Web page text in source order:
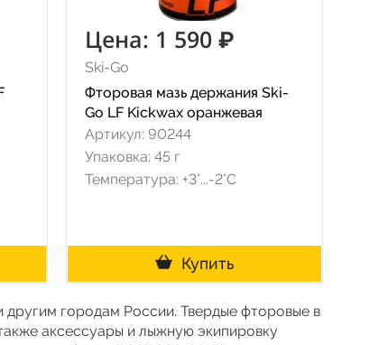
Цена: 1 590 ₽
Ski-Go
Фторовая мазь держания Ski-
Go LF Kickwax оранжевая
Артикул: 90244
Упаковка: 45 г
Температура: +3°...-2°С
Купить
другим городам России. Твердые фторовые в
аксессуары и лыжную экипировку